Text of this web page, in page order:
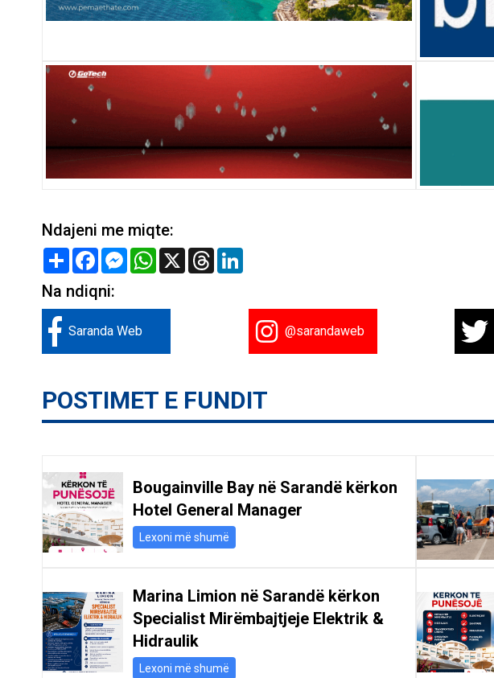
Ndajeni me miqte:
Share FacebookMessenger
WhatsApp
X Threads
Na ndiqni:
Saranda Web @sarandaweb
POSTIMET E FUNDIT
Bougainville Bay në Sarandë kërkon
Hotel General Manager
Lexoni më shumë
Marina Limion në Sarandë kërkon
Specialist Mirëmbajtjeje Elektrik &
Hidraulik
Lexoni më shumë